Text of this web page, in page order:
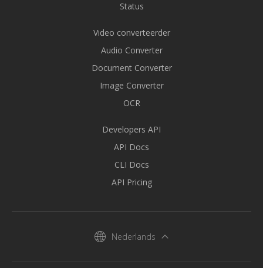
Status
Video converteerder
Audio Converter
Document Converter
Image Converter
OCR
Developers API
API Docs
CLI Docs
API Pricing
Nederlands